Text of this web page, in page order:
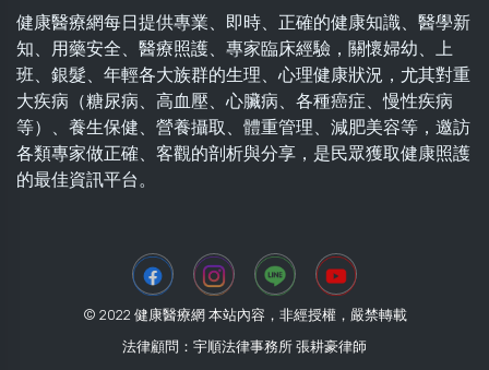
健康醫療網每日提供專業、即時、正確的健康知識、醫學新
知、用藥安全、醫療照護、專家臨床經驗，關懷婦幼、上
班、銀髮、年輕各大族群的生理、心理健康狀況，尤其對重
大疾病（糖尿病、高血壓、心臟病、各種癌症、慢性疾病
等）、養生保健、營養攝取、體重管理、減肥美容等，邀訪
各類專家做正確、客觀的剖析與分享，是民眾獲取健康照護
的最佳資訊平台。
© 2022 健康醫療網 本站內容，非經授權，嚴禁轉載
法律顧問：宇順法律事務所 張耕豪律師